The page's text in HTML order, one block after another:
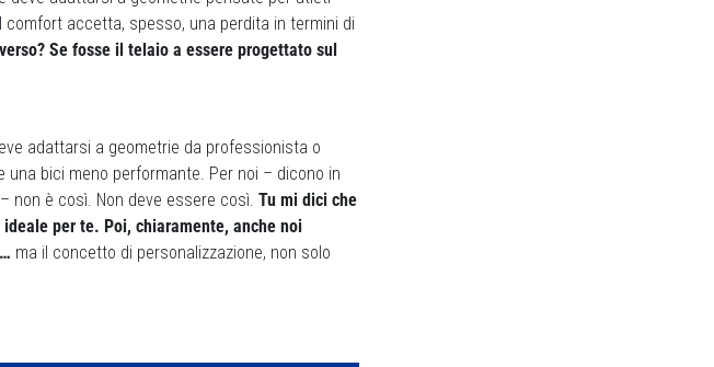
accetta, spesso, una perdita in termini di
Se fosse il telaio a essere progettato sul
adattarsi a geometrie da professionista o
bici meno performante. Per noi – dicono in
– non è così. Non deve essere così. Tu mi dici che
per te. Poi, chiaramente, anche noi
ma il concetto di personalizzazione, non solo